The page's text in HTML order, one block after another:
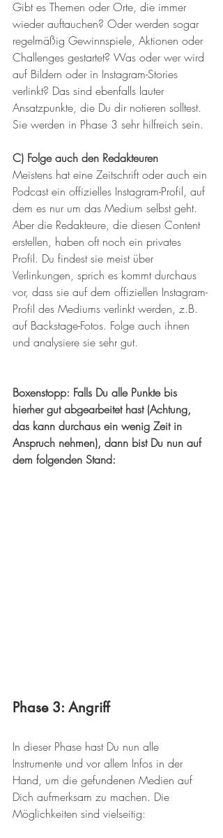
Gibt es Themen oder Orte, die immer
wieder auftauchen? Oder werden sogar
regelmäßig Gewinnspiele, Aktionen oder
Challenges gestartet? Was oder wer wird
auf Bildern oder in Instagram-Stories
verlinkt? Das sind ebenfalls lauter
Ansatzpunkte, die Du dir notieren solltest.
Sie werden in Phase 3 sehr hilfreich sein.
C) Folge auch den Redakteuren
Meistens hat eine Zeitschrift oder auch ein
Podcast ein offizielles Instagram-Profil, auf
dem es nur um das Medium selbst geht.
Aber die Redakteure, die diesen Content
erstellen, haben oft noch ein privates
Profil. Du findest sie meist über
Verlinkungen, sprich es kommt durchaus
vor, dass sie auf dem offiziellen Instagram-
Profil des Mediums verlinkt werden, z.B.
auf Backstage-Fotos. Folge auch ihnen
und analysiere sie sehr gut.
Boxenstopp: Falls Du alle Punkte bis
hierher gut abgearbeitet hast (Achtung,
das kann durchaus ein wenig Zeit in
Anspruch nehmen), dann bist Du nun auf
dem folgenden Stand:
Phase 3: Angriff
In dieser Phase hast Du nun alle
Instrumente und vor allem Infos in der
Hand, um die gefundenen Medien auf
Dich aufmerksam zu machen. Die
Möglichkeiten sind vielseitig: